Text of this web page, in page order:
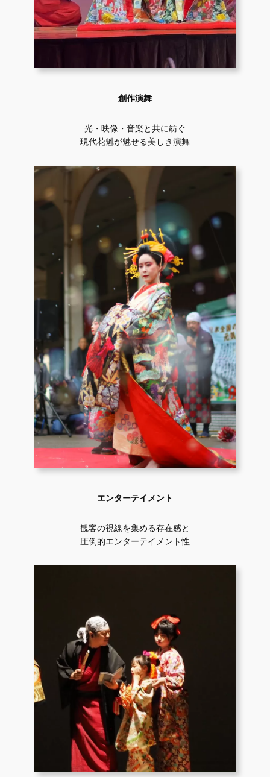
創作演舞
光・映像・音楽と共に紡ぐ
現代花魁が魅せる美しき演舞
エンターテイメント
観客の視線を集める存在感と
圧倒的エンターテイメント性